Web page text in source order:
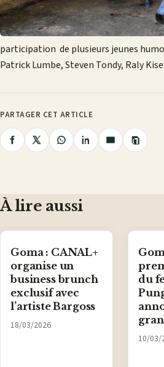
participation de plusieurs jeunes
Patrick Lumbe, Steven Tondy, Raly
PARTAGER CET ARTICLE
PartagerPartagerPartagerPartagerPartager
Copier
le
À lire aussi
Goma : CANAL+
organise un
business brunch
exclusif avec
l’artiste Bargoss
18/03/2026
du
10/03/